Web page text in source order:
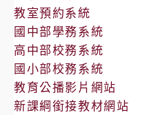
教室預約系統
國中部學務系統
高中部校務系統
國小部校務系統
教育公播影片網站
新課綱銜接教材網站